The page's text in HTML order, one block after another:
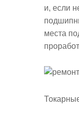
и, если
места